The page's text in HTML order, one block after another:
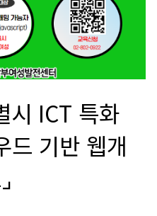
시 ICT 특화
드 기반 웹개